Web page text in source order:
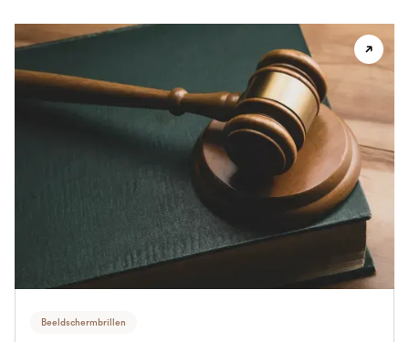
Beeldschermbrillen